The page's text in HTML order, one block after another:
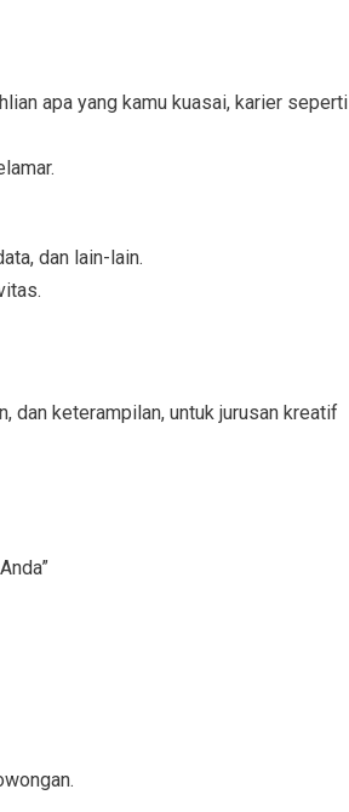
apa yang kamu kuasai, karier seperti
dan lain-lain.
dan keterampilan, untuk jurusan kreatif